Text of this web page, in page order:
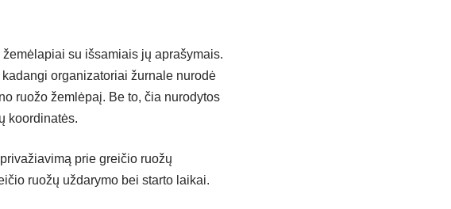
su išsamiais jų aprašymais.
organizatoriai žurnale nurodė
ruožo žemlėpaį. Be to, čia nurodytos
koordinatės.
prie greičio ruožų
ruožų uždarymo bei starto laikai.